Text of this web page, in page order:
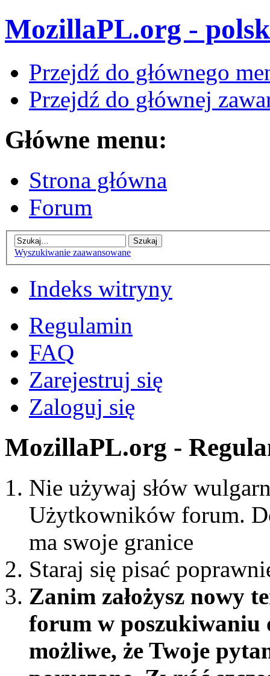
MozillaPL.org -
Przejdź do głównego
Przejdź do głównej
Główne menu:
Strona główna
Forum
Wyszukiwanie zaawansowane
Indeks witryny
Regulamin
FAQ
Zarejestruj się
Zaloguj się
MozillaPL.org -
Nie używaj słów
Użytkowników forum.
ma swoje granice
Staraj się pisać
Zanim założysz nowy
forum w poszukiwaniu
możliwe, że Twoje